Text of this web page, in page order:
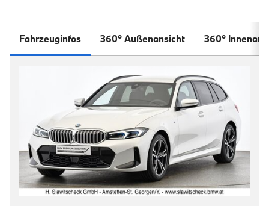
Fahrzeuginfos 360° Außenansicht 360°